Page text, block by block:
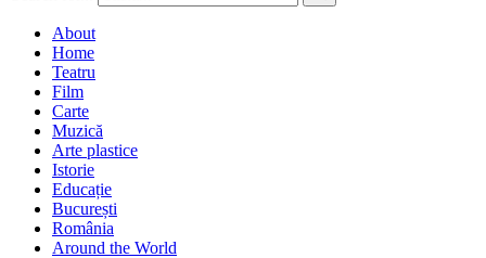
About
Home
Teatru
Film
Carte
Muzică
Arte plastice
Istorie
Educație
București
România
Around the World